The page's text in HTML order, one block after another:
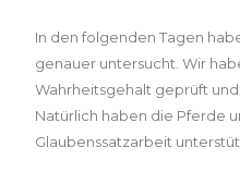
In den folgenden Tagen
genauer untersucht. Wir
Wahrheitsgehalt geprüft
Natürlich haben die Pferde
Glaubenssatzarbeit